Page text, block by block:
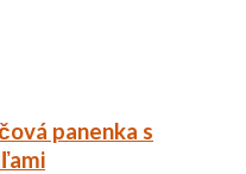
panenka s